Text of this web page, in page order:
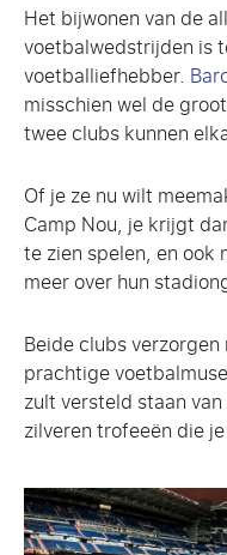
Het bijwonen van de
voetbalwedstrijden is
voetballiefhebber.
misschien wel de
twee clubs kunnen
Of je ze nu wilt
Camp Nou, je krijgt
te zien spelen, en ook
meer over hun
Beide clubs
prachtige
zult versteld staan
zilveren trofeeën die